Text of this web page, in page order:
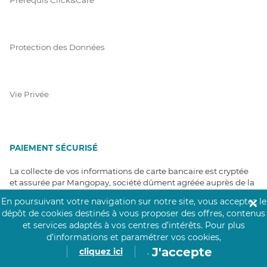
Protection des Données
Vie Privée
PAIEMENT SÉCURISÉ
La collecte de vos informations de carte bancaire est cryptée
et assurée par Mangopay, société dûment agréée auprès de la
En poursuivant votre navigation sur notre site, vous acceptez le
dépôt de cookies destinés à vous proposer des offres, contenus
et services adaptés à vos centres d’intérêts. Pour plus
d’informations et paramétrer vos cookies,
cliquez ici
. J'accepte
✕